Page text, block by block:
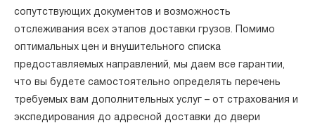
сопутствующих документов и возможность
отслеживания всех этапов доставки грузов. Помимо
оптимальных цен и внушительного списка
предоставляемых направлений, мы даем все гарантии,
что вы будете самостоятельно определять перечень
требуемых вам дополнительных услуг – от страхования и
экспедирования до адресной доставки до двери